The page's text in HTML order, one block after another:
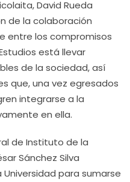
David Rueda
de la colaboración
entre los compromisos
está llevar
de la sociedad, así
que, una vez egresados
integrarse a la
en ella.
de Instituto de la
Sánchez Silva
para sumarse